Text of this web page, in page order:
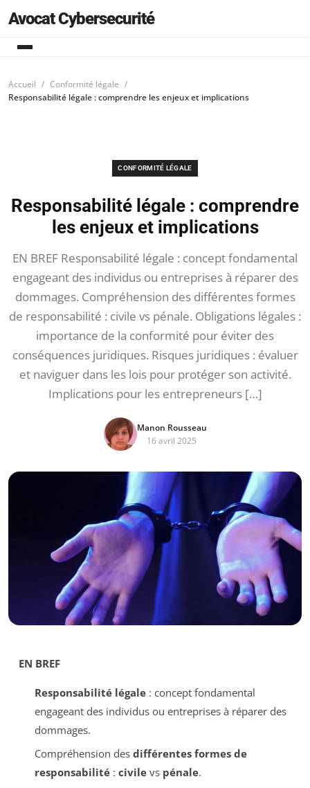
Avocat Cybersecurité
Accueil
Conformité légale
Responsabilité légale : comprendre les enjeux et implications
CONFORMITÉ LÉGALE
Responsabilité légale : comprendre
les enjeux et implications
EN BREF Responsabilité légale : concept fondamental
engageant des individus ou entreprises à réparer des
dommages. Compréhension des différentes formes
de responsabilité : civile vs pénale. Obligations légales :
importance de la conformité pour éviter des
conséquences juridiques. Risques juridiques : évaluer
et naviguer dans les lois pour protéger son activité.
Implications pour les entrepreneurs […]
Manon Rousseau
16 avril 2025
EN BREF
Responsabilité légale: concept fondamental
engageant des individus ou entreprises à réparer des
dommages.
Compréhension des différentes formes de
responsabilité: civilevs pénale.